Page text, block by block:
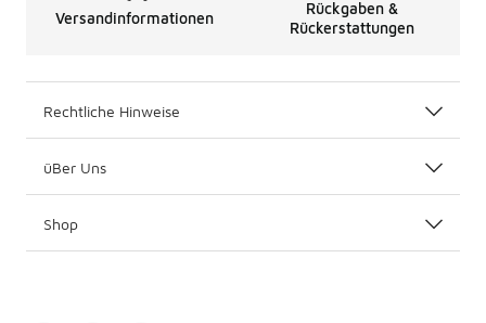
Versandinformationen
Rückgaben &
Rückerstattungen
Rechtliche Hinweise
üBer Uns
Shop